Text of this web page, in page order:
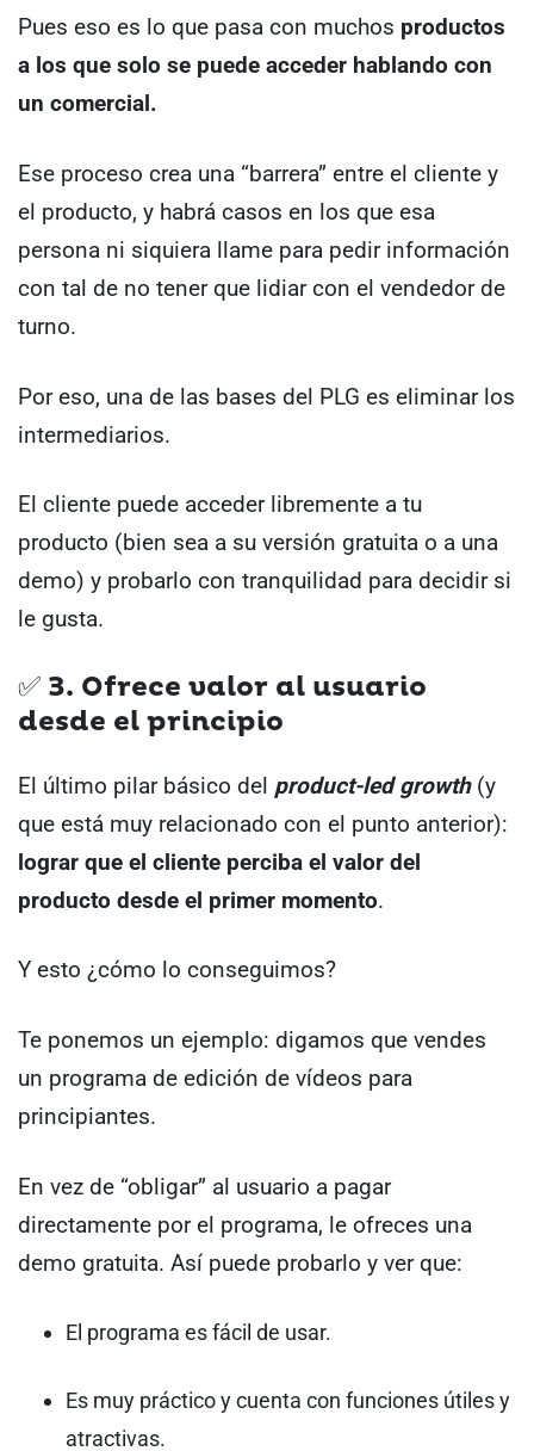
Pues eso es lo que pasa con muchos productos
a los que solo se puede acceder hablando con
un comercial.
Ese proceso crea una “barrera” entre el cliente y
el producto, y habrá casos en los que esa
persona ni siquiera llame para pedir información
con tal de no tener que lidiar con el vendedor de
turno.
Por eso, una de las bases del PLG es eliminar los
intermediarios.
El cliente puede acceder libremente a tu
producto (bien sea a su versión gratuita o a una
demo) y probarlo con tranquilidad para decidir si
le gusta.
✅ 3. Ofrece valor al usuario
desde el principio
El último pilar básico del product-led growth(y
que está muy relacionado con el punto anterior):
lograr que el cliente perciba el valor del
producto desde el primer momento.
Y esto ¿cómo lo conseguimos?
Te ponemos un ejemplo: digamos que vendes
un programa de edición de vídeos para
principiantes.
En vez de “obligar” al usuario a pagar
directamente por el programa, le ofreces una
demo gratuita. Así puede probarlo y ver que:
El programa es fácil de usar.
Es muy práctico y cuenta con funciones útiles y
atractivas.